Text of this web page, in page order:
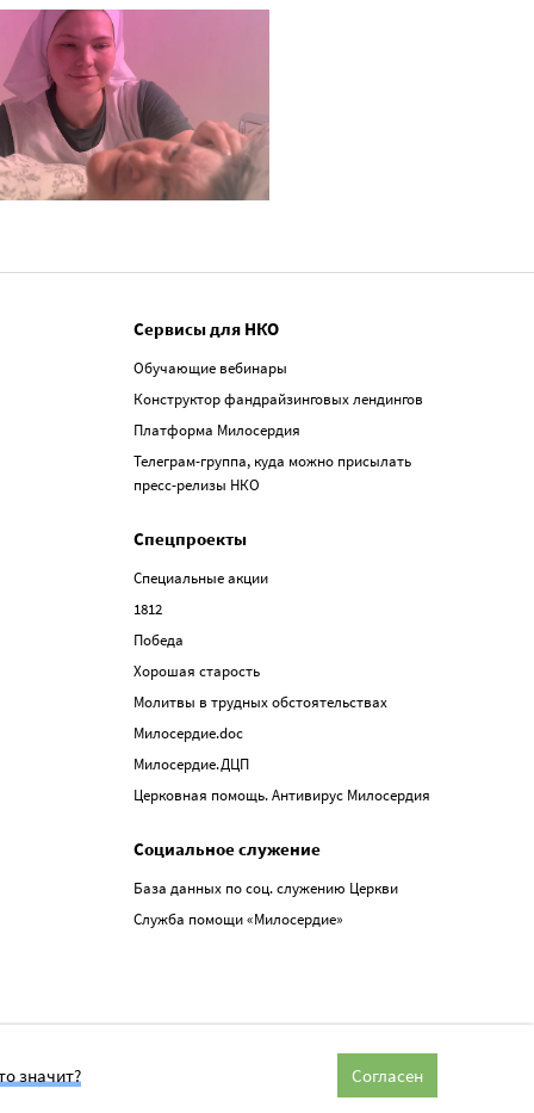
Сервисы для НКО
Обучающие вебинары
Конструктор фандрайзинговых лендингов
Платформа Милосердия
Телеграм-группа, куда можно присылать
пресс-релизы НКО
Спецпроекты
Специальные акции
1812
Победа
Хорошая старость
Молитвы в трудных обстоятельствах
Милосердие.doc
Милосердие.ДЦП
Церковная помощь. Антивирус Милосердия
Социальное служение
База данных по соц. служению Церкви
Служба помощи «Милосердие»
значит? Согласен